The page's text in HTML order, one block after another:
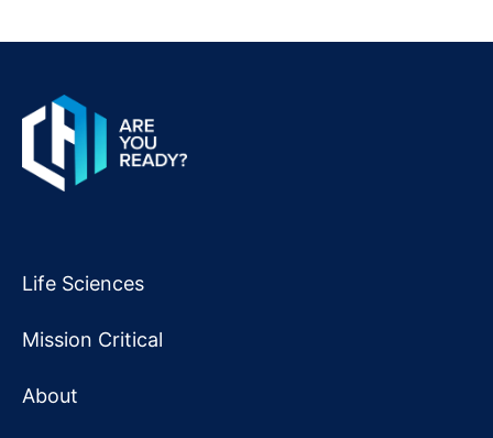
Life Sciences
Mission Critical
About